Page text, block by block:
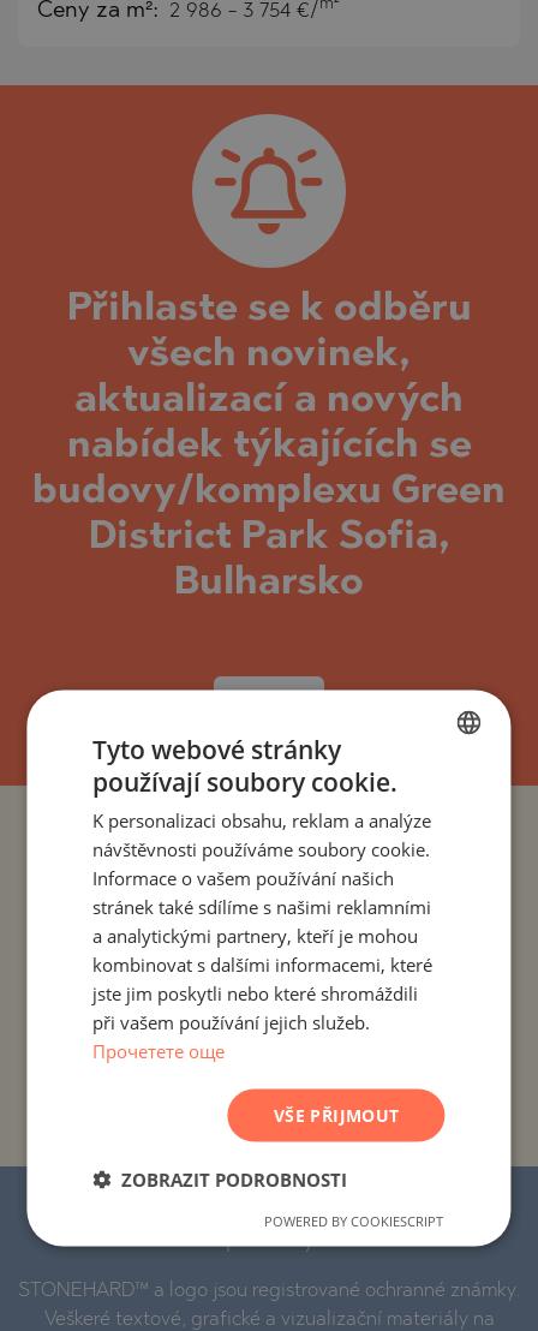
Ceny za m²: 2 986 - 3 754 €/ m²
Přihlaste se k odběru
všech novinek,
aktualizací a nových
nabídek týkajících se
budovy/komplexu Green
District Park Sofia,
Bulharsko
PROJEKTY A NEMOVITOSTI PODLE ZEMÍ
PROJEKTY A NEMOVITOSTI PODLE OBYTNÉHO MÍSTA
PROJEKTY A NEMOVITOSTI PODLE TYPU NEMOVITOSTI
PROJEKTY A NEMOVITOSTI PODLE REGIONU
PROJEKTY A NEMOVITOSTI PODLE NÁZVU
STONEHARD™ a logo jsou registrované ochranné známky.
Veškeré textové, grafické a vizualizační materiály na
BULGARIAN
ENGLISH
GERMAN
FRENCH
POLISH
CZECH
Tyto webové stránky
používají soubory cookie.
K personalizaci obsahu, reklam a analýze
návštěvnosti používáme soubory cookie.
Informace o vašem používání našich
stránek také sdílíme s našimi reklamními
a analytickými partnery, kteří je mohou
kombinovat s dalšími informacemi, které
jste jim poskytli nebo které shromáždili
při vašem používání jejich služeb.
Прочетете още
VŠE PŘIJMOUT
ZOBRAZIT PODROBNOSTI
POWERED BY COOKIESCRIPT